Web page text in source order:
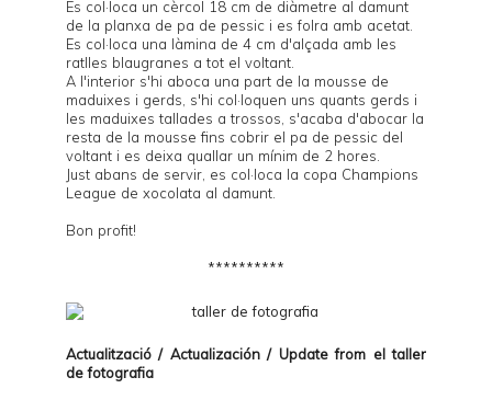
Es col·loca un cèrcol 18 cm de diàmetre al damunt
de la planxa de pa de pessic i es folra amb acetat.
Es col·loca una làmina de 4 cm d'alçada amb les
ratlles blaugranes a tot el voltant.
A l'interior s'hi aboca una part de la mousse de
maduixes i gerds, s'hi col·loquen uns quants gerds i
les maduixes tallades a trossos, s'acaba d'abocar la
resta de la mousse fins cobrir el pa de pessic del
voltant i es deixa quallar un mínim de 2 hores.
Just abans de servir, es col·loca la copa Champions
League de xocolata al damunt.
Bon profit!
**********
Actualització / Actualización / Update from eltaller
de fotografia